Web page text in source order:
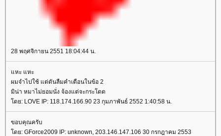
28 พฤศจิกายน 2551 18:04:44 น.
หะ แหะ
ผมจำไปใช้ แต่ดันลืมคำเตือนในข้อ 2
มิน่า หมาไม่ยอมนั่ง จ้องแต่จะกระโดด
ดย: LOVE IP: 118.174.166.90 23 กุมภาพันธ์ 2552 1:40:58 น.
ขอบคุณครับ
ดย: GForce2009 IP: unknown, 203.146.147.106 30 กรกฎาคม 2553